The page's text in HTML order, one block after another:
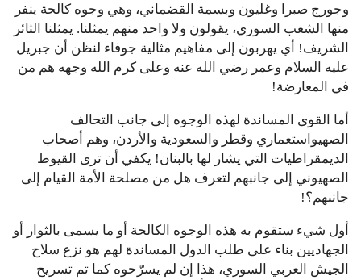
وجورج صبرا وغليون وبسمة القضماني، وهي وجوه كالحة ينفر
منها الشعب السوري، يقولون ولا واحد منهم يمثلنا. يمثلنا الثائر
الشريف! أي يهربون إلى مفاهيم مثالية جوفاء لنظن أن جبريل
عليه السلام وعمر رضي الله عنه وعلى كرم الله وجهه هم من
في المعارضة!
أما القوى المساندة لهذه الوجوه إلى جانب التحالف
الصهيواستعماري وقطر والسعودية والأردن، وهم أصحاب
الديمقراطيات التي يشار لها بالبنان! يكفي أن ترى القيوط
الصهيوني إلى جانبهم لتعرف هل من مصلحة الأمة القيام إلى
جانبهم؟!
أول شيء ستقوم به هذه الوجوه الكالحة أو ما يسمى بالثوار أو
الجهاديين بناء على طلب الدول المساندة لهم هو نزع سلاح
الجيش العربي السوري، هذا إن لم يسرّحوه كما تم تسريح